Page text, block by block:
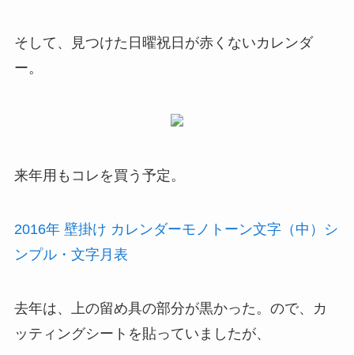
そして、見つけた日曜祝日が赤くないカレンダ
ー。
来年用もコレを買う予定。
2016年 壁掛け カレンダーモノトーン文字（中）シ
ンプル・文字月表
去年は、上の留め具の部分が黒かった。ので、カ
ッティングシートを貼っていましたが、